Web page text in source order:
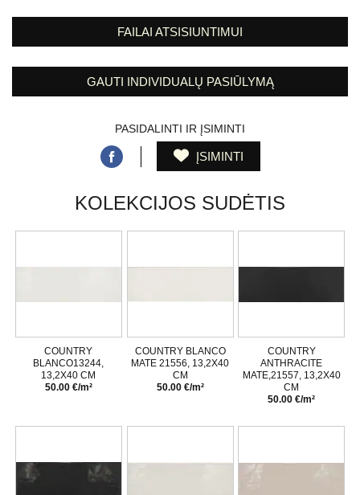
FAILAI ATSISIUNTIMUI
GAUTI INDIVIDUALŲ PASIŪLYMĄ
PASIDALINTI IR ĮSIMINTI
ĮSIMINTI
KOLEKCIJOS SUDĖTIS
COUNTRY
BLANCO13244,
13,2X40 CM
50.00 €/m²
COUNTRY BLANCO
MATE 21556, 13,2X40
CM
50.00 €/m²
COUNTRY
ANTHRACITE
MATE,21557, 13,2X40
CM
50.00 €/m²